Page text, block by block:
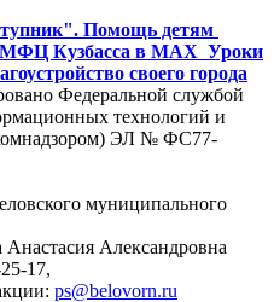
Помощь детям
Кузбасса в MAX Уроки
своего города
Федеральной службой
технологий и
ЭЛ № ФС77-
муниципального
Александровна
17,
ps@belovorn.ru